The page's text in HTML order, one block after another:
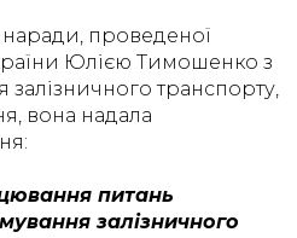
наради, проведеної
Юлією Тимошенко з
транспорту,
вона надала
питань
залізничного